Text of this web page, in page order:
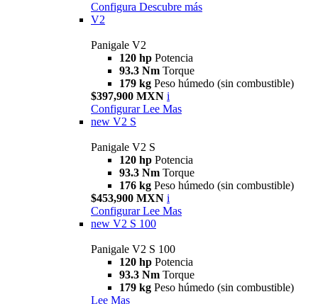
Configura Descubre más
V2
Panigale V2
120 hp Potencia
93.3 Nm Torque
179 kg Peso húmedo (sin combustible)
$397,900 MXN i
Configurar Lee Mas
new V2 S
Panigale V2 S
120 hp Potencia
93.3 Nm Torque
176 kg Peso húmedo (sin combustible)
$453,900 MXN i
Configurar Lee Mas
new V2 S 100
Panigale V2 S 100
120 hp Potencia
93.3 Nm Torque
179 kg Peso húmedo (sin combustible)
Lee Mas